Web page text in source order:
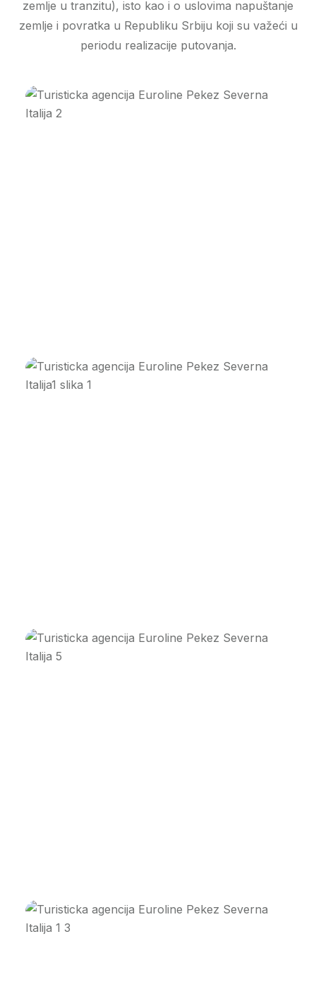
zemlje u tranzitu), isto kao i o uslovima napuštanje
zemlje i povratka u Republiku Srbiju koji su važeći u
periodu realizacije putovanja.